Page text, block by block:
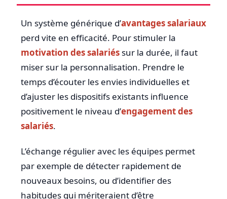
Un système générique d’avantages salariaux
perd vite en efficacité. Pour stimuler la
motivation des salariés sur la durée, il faut
miser sur la personnalisation. Prendre le
temps d’écouter les envies individuelles et
d’ajuster les dispositifs existants influence
positivement le niveau d’engagement des
salariés.
L’échange régulier avec les équipes permet
par exemple de détecter rapidement de
nouveaux besoins, ou d’identifier des
habitudes qui mériteraient d’être